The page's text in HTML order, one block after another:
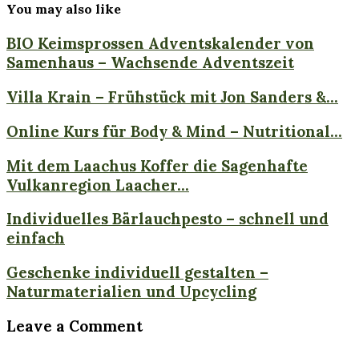
You may also like
BIO Keimsprossen Adventskalender von
Samenhaus – Wachsende Adventszeit
Villa Krain – Frühstück mit Jon Sanders &...
Online Kurs für Body & Mind – Nutritional...
Mit dem Laachus Koffer die Sagenhafte
Vulkanregion Laacher...
Individuelles Bärlauchpesto – schnell und
einfach
Geschenke individuell gestalten –
Naturmaterialien und Upcycling
Leave a Comment